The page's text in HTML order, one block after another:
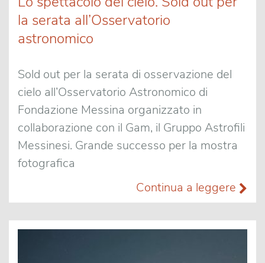
la serata all’Osservatorio
astronomico
Sold out per la serata di osservazione del
cielo all’Osservatorio Astronomico di
Fondazione Messina organizzato in
collaborazione con il Gam, il Gruppo Astrofili
Messinesi. Grande successo per la mostra
fotografica
Continua a leggere